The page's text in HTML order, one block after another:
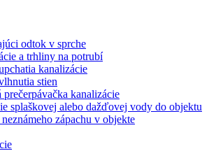
odtok v sprche
a trhliny na potrubí
kanalizácie
stien
prečerpávačka kanalizácie
splaškovej alebo dažďovej vody do objektu
zápachu v objekte